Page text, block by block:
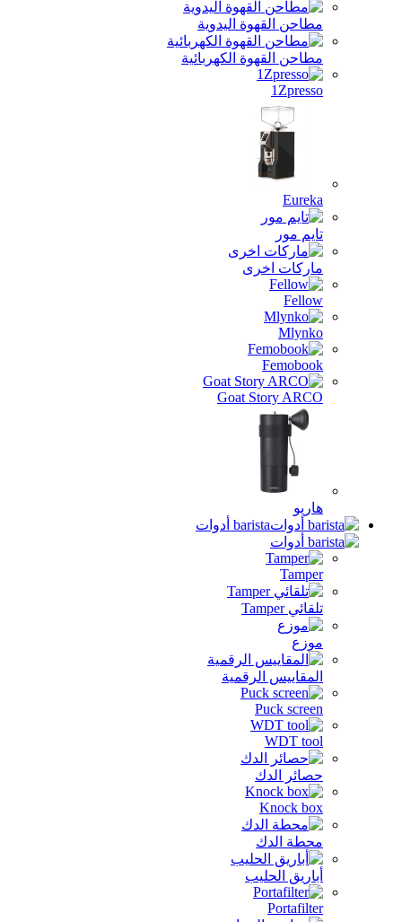
مطاحن القهوة اليدوية
مطاحن القهوة الكهربائية
1Zpresso
Eureka
تايم مور
ماركات اخرى
Fellow
Mlynko
Femobook
Goat Story ARCO
هاريو
barista أدوات
Tamper
تلقائي Tamper
موزع
المقاييس الرقمية
Puck screen
WDT tool
حصائر الدك
Knock box
محطة الدك
أباريق الحليب
Portafilter